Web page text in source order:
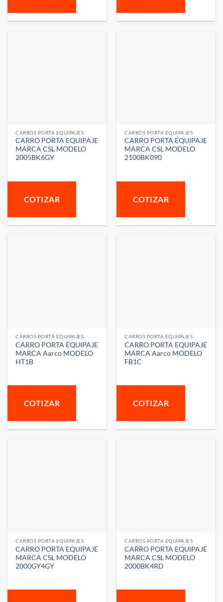
CARROS PORTA EQUIPAJES
CARRO PORTA EQUIPAJE
MARCA CSL MODELO
2005BK6GY
COTIZAR
CARROS PORTA EQUIPAJES
CARRO PORTA EQUIPAJE
MARCA CSL MODELO
2100BK090
COTIZAR
CARROS PORTA EQUIPAJES
CARRO PORTA EQUIPAJE
MARCA Aarco MODELO
HT1B
COTIZAR
CARROS PORTA EQUIPAJES
CARRO PORTA EQUIPAJE
MARCA Aarco MODELO
FB1C
COTIZAR
CARROS PORTA EQUIPAJES
CARRO PORTA EQUIPAJE
MARCA CSL MODELO
2000GY4GY
CARROS PORTA EQUIPAJES
CARRO PORTA EQUIPAJE
MARCA CSL MODELO
2000BK4RD